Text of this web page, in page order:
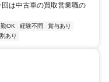
は中古車の買取営業職の
OK 経験不問
賞与あり
あり